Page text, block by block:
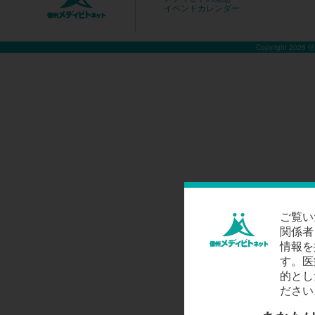
イベントカレンダー
Copyright 2026
ご覧
関係
情報
す。
的と
ださ